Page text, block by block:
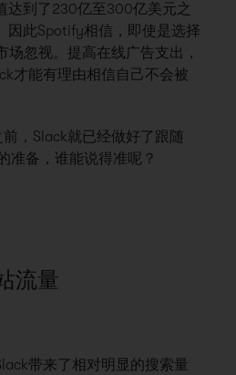
达到了230亿至300亿美元之
因此Spotify相信，即使是选择
场忽视。提高在线广告支出，
才能有理由相信自己不会被
，Slack就已经做好了跟随
准备，谁能说得准呢？
流量
带来了相对明显的搜索量